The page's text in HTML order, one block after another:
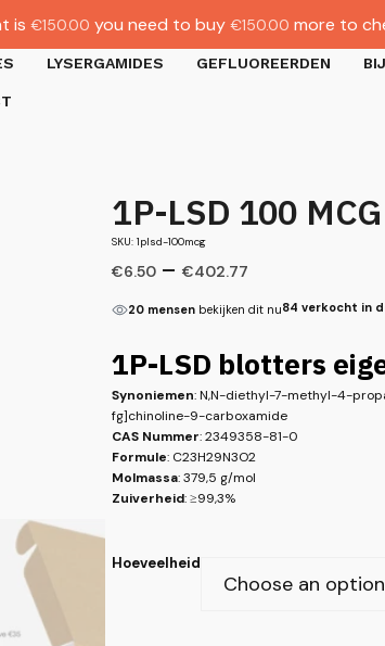
LYSERGAMIDES GEFLUOREERDEN
1P-LSD 100
SKU: 1plsd-100mcg
€6.50 – €402.77
20 mensen bekijken dit nu84 verkocht in
1P-LSD blotters
Synoniemen: N,N-diethyl-7-methyl-4-
fg]chinoline-9-carboxamide
CAS Nummer: 2349358-81-0
Formule: C23H29N3O2
Molmassa: 379,5 g/mol
Zuiverheid: ≥99,3%
Hoeveelheid
is €150.00 you need to buy €150.00 more to